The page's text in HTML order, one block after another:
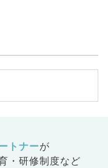
トナーが
・研修制度など